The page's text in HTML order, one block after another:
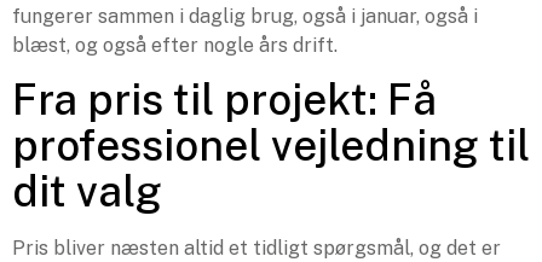
fungerer sammen i daglig brug, også i januar, også i
blæst, og også efter nogle års drift.
Fra pris til projekt: Få
professionel vejledning til
dit valg
Pris bliver næsten altid et tidligt spørgsmål, og det er